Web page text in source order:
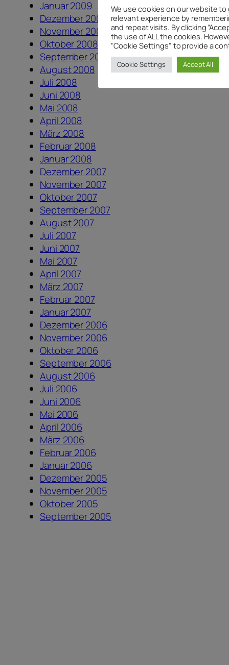
Januar 2009
Dezember 2008
November 2008
Oktober 2008
September 2008
August 2008
Juli 2008
Juni 2008
Mai 2008
April 2008
März 2008
Februar 2008
Januar 2008
Dezember 2007
November 2007
Oktober 2007
September 2007
August 2007
Juli 2007
Juni 2007
Mai 2007
April 2007
März 2007
Februar 2007
Januar 2007
Dezember 2006
November 2006
Oktober 2006
September 2006
August 2006
Juli 2006
Juni 2006
Mai 2006
April 2006
März 2006
Februar 2006
Januar 2006
Dezember 2005
November 2005
Oktober 2005
September 2005
We use cookies on our website
relevant experience by
and repeat visits. By clicking
the use of ALL the cookies.
"Cookie Settings" to provide a
Cookie Settings Accept All